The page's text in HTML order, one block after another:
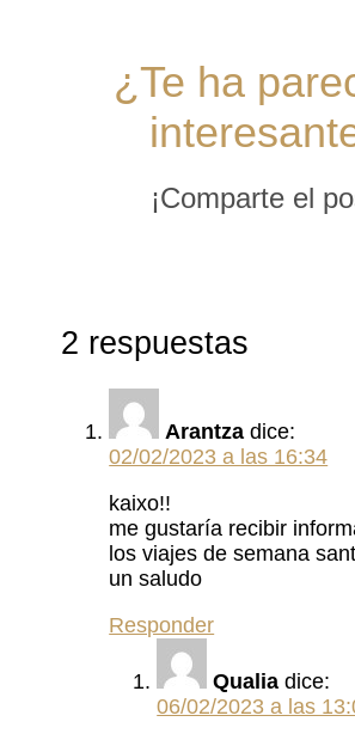
¿Te ha
¡Comparte el
2 respuestas
Arantza dice:
02/02/2023 a las 16:34
kaixo!!
me gustaría recibir
los viajes de semana
un saludo
Responder
Qualia dice:
06/02/2023 a las